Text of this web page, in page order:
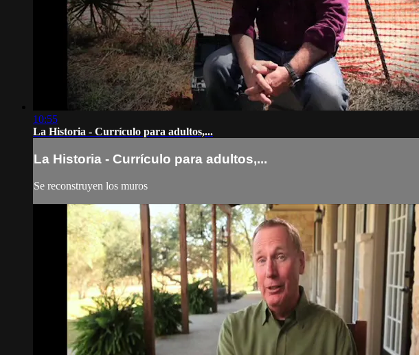
10:55
La Historia - Currículo para adultos,...
La Historia - Currículo para adultos,...
Se reconstruyen los muros